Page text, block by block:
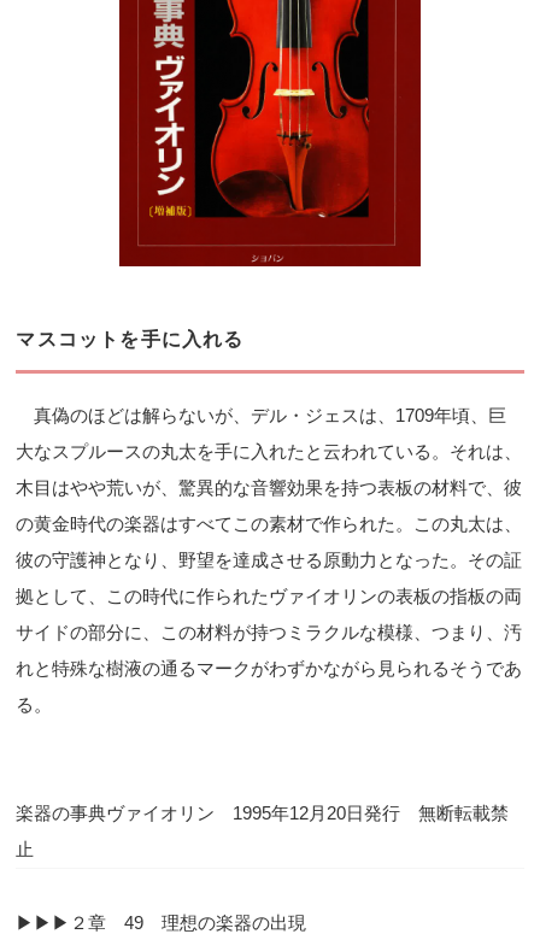
マスコットを手に入れる
真偽のほどは解らないが、デル・ジェスは、1709年頃、巨
大なスプルースの丸太を手に入れたと云われている。それは、
木目はやや荒いが、驚異的な音響効果を持つ表板の材料で、彼
の黄金時代の楽器はすべてこの素材で作られた。この丸太は、
彼の守護神となり、野望を達成させる原動力となった。その証
拠として、この時代に作られたヴァイオリンの表板の指板の両
サイドの部分に、この材料が持つミラクルな模様、つまり、汚
れと特殊な樹液の通るマークがわずかながら見られるそうであ
る。
楽器の事典ヴァイオリン 1995年12月20日発行 無断転載禁
止
▶︎▶︎▶︎２章 49 理想の楽器の出現